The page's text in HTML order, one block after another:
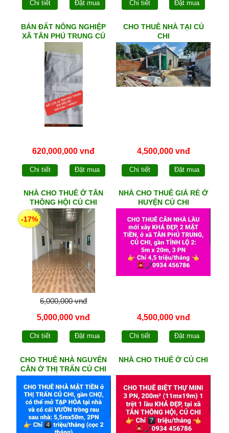
Chi tiết Đặt mua Chi tiết Đặt mua
BÁN ĐẤT NÔNG NGHIỆP
XÃ TÂN PHÚ TRUNG CỦ
620,000,000 vnđ
Chi tiết Đặt mua
CHO THUÊ NHÀ TẠI CỦ
CHI
4,500,000 vnđ
Chi tiết Đặt mua
NHÀ CHO THUÊ Ở TÂN
THÔNG HỘI CỦ CHI
-17%
6,000,000 vnđ
5,000,000 vnđ
Chi tiết Đặt mua
NHÀ CHO THUÊ GIÁ RẺ Ở
HUYỆN CỦ CHI
4,500,000 vnđ
Chi tiết Đặt mua
CHO THUÊ NHÀ NGUYÊN
CĂN Ở THỊ TRẤN CỦ CHI
NHÀ CHO THUÊ Ở CỦ CHI